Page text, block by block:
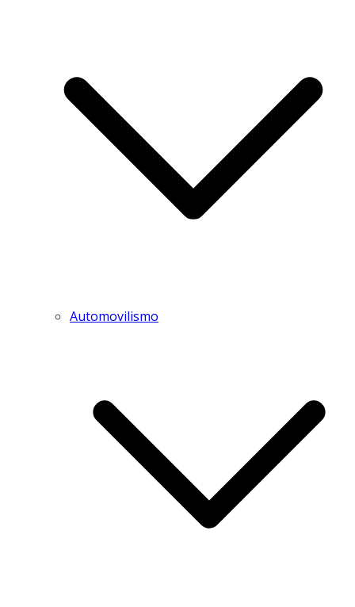
Automovilismo